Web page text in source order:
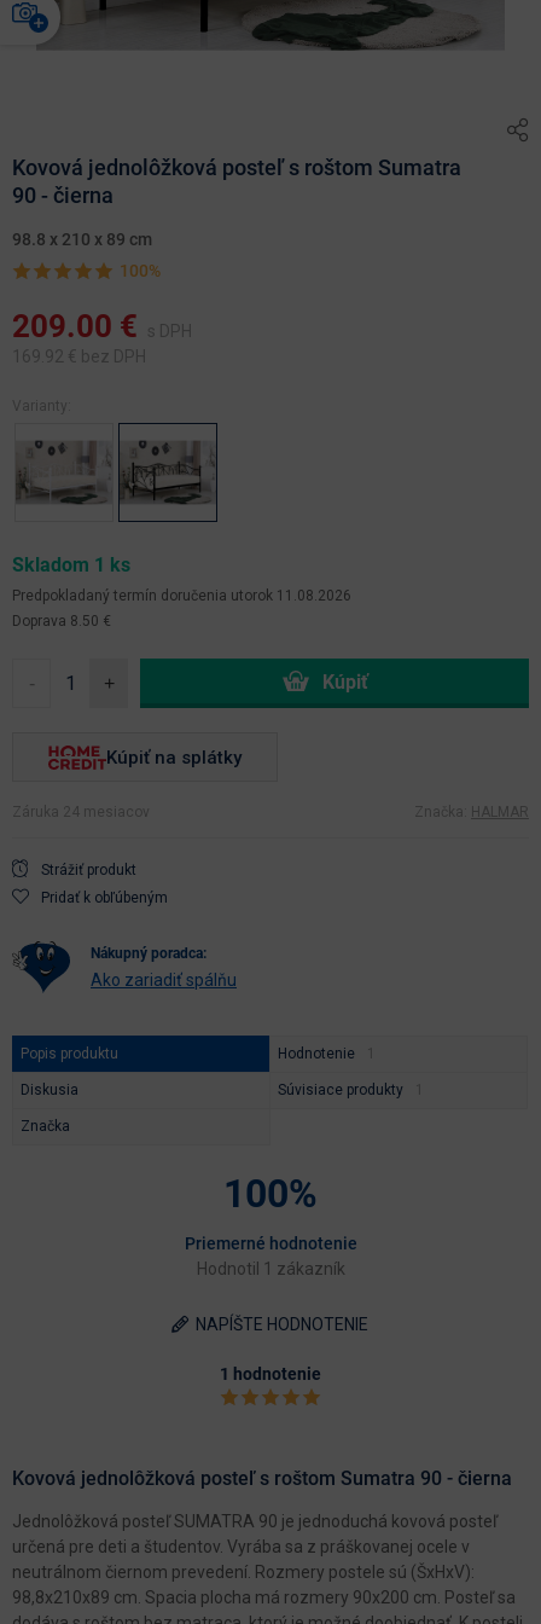
Kovová jednolôžková posteľ s roštom Sumatra
90 - čierna
98.8 x 210 x 89 cm
100%
209.00 €
s DPH
169.92 € bez DPH
Varianty:
Skladom 1 ks
Predpokladaný termín doručenia utorok 11.08.2026
Doprava 8.50 €
- +
Kúpiť na splátky
Záruka 24 mesiacov Značka: HALMAR
Strážiť produkt
Pridať k obľúbeným
nákupný poradca:
Ako zariadiť spálňu
Popis produktu Hodnotenie
Diskusia Súvisiace produkty
Značka
100%
Priemerné hodnotenie
Hodnotil 1 zákazník
NAPÍŠTE HODNOTENIE
1 hodnotenie
Kovová jednolôžková posteľ s roštom Sumatra 90 - čierna
Jednolôžková posteľ SUMATRA 90 je jednoduchá kovová posteľ
určená pre deti a študentov. Vyrába sa z práškovanej ocele v
neutrálnom čiernom prevedení. Rozmery postele sú (ŠxHxV):
98,8x210x89 cm. Spacia plocha má rozmery 90x200 cm. Posteľ sa